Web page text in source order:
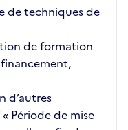
de techniques de
de formation
d’autres
Période de mise